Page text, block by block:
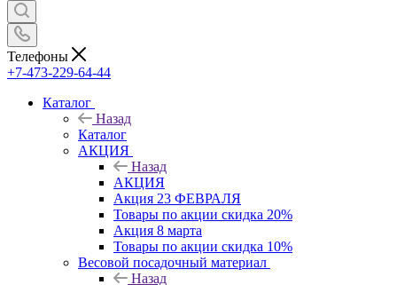
Телефоны
+7-473-229-64-44
Каталог
Назад
Каталог
АКЦИЯ
Назад
АКЦИЯ
Акция 23 ФЕВРАЛЯ
Товары по акции скидка 20%
Акция 8 марта
Товары по акции скидка 10%
Весовой посадочный материал
Назад